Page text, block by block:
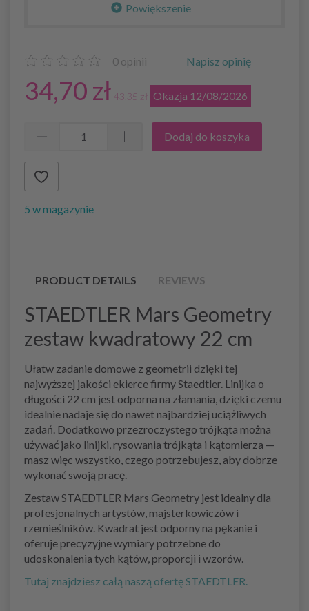
Powiększenie
0 opinii Napisz opinię
34,70 zł 43,35 zł Okazja 12/08/2026
Dodaj do koszyka
5 w magazynie
PRODUCT DETAILS REVIEWS
STAEDTLER Mars Geometry
zestaw kwadratowy 22 cm
Ułatw zadanie domowe z geometrii dzięki tej
najwyższej jakości ekierce firmy Staedtler. Linijka o
długości 22 cm jest odporna na złamania, dzięki czemu
idealnie nadaje się do nawet najbardziej uciążliwych
zadań. Dodatkowo przezroczystego trójkąta można
używać jako linijki, rysowania trójkąta i kątomierza —
masz więc wszystko, czego potrzebujesz, aby dobrze
wykonać swoją pracę.
Zestaw STAEDTLER Mars Geometry jest idealny dla
profesjonalnych artystów, majsterkowiczów i
rzemieślników. Kwadrat jest odporny na pękanie i
oferuje precyzyjne wymiary potrzebne do
udoskonalenia tych kątów, proporcji i wzorów.
Tutaj znajdziesz całą naszą ofertę STAEDTLER.